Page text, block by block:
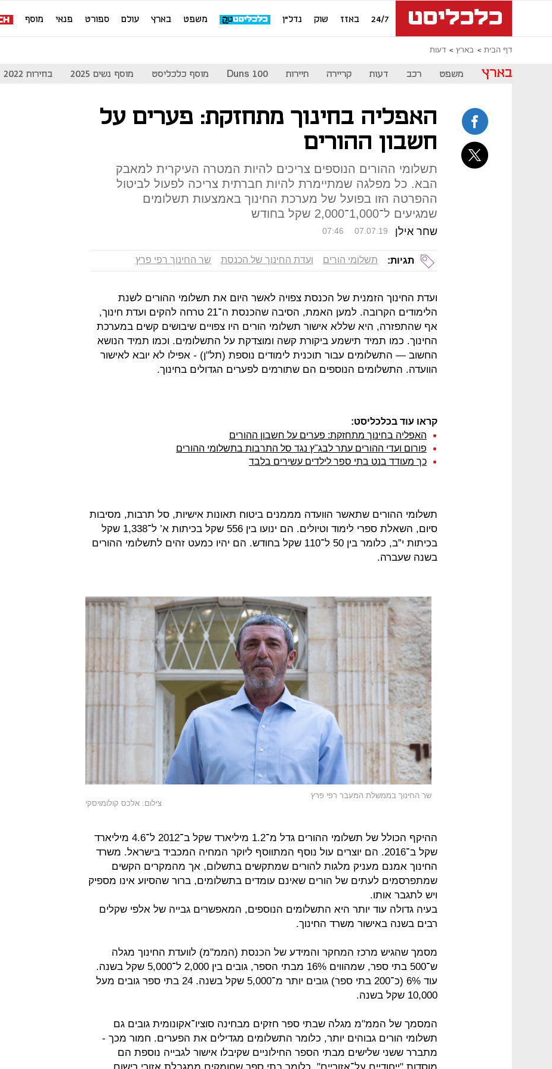
24/7 באזז שוק נדל"ן משפט בארץ עולם ספורט פנאי מוסף
דף הבית בארץ דעות
בארץ משפט רכב דעות קריירה תיירות Duns 100 מוסף כלכליסט מוסף נשים 2025 בחירות 2022
האפליה בחינוך מתחזקת: פערים על
חשבון ההורים
תשלומי ההורים הנוספים צריכים להיות המטרה העיקרית למאבק
הבא. כל מפלגה שמתיימרת להיות חברתית צריכה לפעול לביטול
ההפרטה הזו בפועל של מערכת החינוך באמצעות תשלומים
שמגיעים ל־1,000־2,000 שקל בחודש
שחר אילן 07:46 07.07.19
תגיות: תשלומי הורים ועדת החינוך של הכנסת שר החינוך רפי פרץ
ועדת החינוך הזמנית של הכנסת צפויה לאשר היום את תשלומי ההורים לשנת
הלימודים הקרובה. למען האמת, הסיבה שהכנסת ה־21 טרחה להקים ועדת חינוך,
אף שהתפזרה, היא שללא אישור תשלומי הורים היו צפויים שיבושים קשים במערכת
החינוך. כמו תמיד תישמע ביקורת קשה ומוצדקת על התשלומים. וכמו תמיד הנושא
החשוב — התשלומים עבור תוכנית לימודים נוספת (תל"ן) ‑ אפילו לא יובא לאישור
הוועדה. התשלומים הנוספים הם שתורמים לפערים הגדולים בחינוך.
קראו עוד בכלכליסט:
האפליה בחינוך מתחזקת: פערים על חשבון ההורים
פורום ועדי ההורים עתר לבג"ץ נגד סל התרבות בתשלומי ההורים
כך מעודד בנט בתי ספר לילדים עשירים בלבד
תשלומי ההורים שתאשר הוועדה מממנים ביטוח תאונות אישיות, סל תרבות, מסיבות
סיום, השאלת ספרי לימוד וטיולים. הם ינועו בין 556 שקל בכיתות א’ ל־1,338 שקל
בכיתות י”ב, כלומר בין 50 ל־110 שקל בחודש. הם יהיו כמעט זהים לתשלומי ההורים
בשנה שעברה.
שר החינוך בממשלת המעבר רפי פרץ
צילום: אלכס קולומויסקי
ההיקף הכולל של תשלומי ההורים גדל מ־1.2 מיליארד שקל ב־2012 ל־4.6 מיליארד
שקל ב־2016. הם יוצרים עול נוסף המתווסף ליוקר המחיה המכביד בישראל. משרד
החינוך אמנם מעניק מלגות להורים שמתקשים בתשלום, אך מהמקרים הקשים
שמתפרסמים לעתים של הורים שאינם עומדים בתשלומים, ברור שהסיוע אינו מספיק
ויש לתגבר אותו.
בעיה גדולה עוד יותר היא התשלומים הנוספים, המאפשרים גבייה של אלפי שקלים
רבים בשנה באישור משרד החינוך.
מסמך שהגיש מרכז המחקר והמידע של הכנסת (הממ"מ) לוועדת החינוך מגלה
ש־500 בתי ספר, שמהווים 16% מבתי הספר, גובים בין 2,000 ל־5,000 שקל בשנה.
עוד 6% (כ־200 בתי ספר) גובים יותר מ־5,000 שקל בשנה. 24 בתי ספר גובים מעל
10,000 שקל בשנה.
המסמך של הממ"מ מגלה שבתי ספר חזקים מבחינה סוציו־אקונומית גובים גם
תשלומי הורים גבוהים יותר, כלומר התשלומים מגדילים את הפערים. חמור מכך ‑
מתברר ששני שלישים מבתי הספר החילוניים שקיבלו אישור לגבייה נוספת הם
מוסדות "ייחודיים על־אזוריים", כלומר בתי ספר שחומקים ממגבלת אזורי רישום.